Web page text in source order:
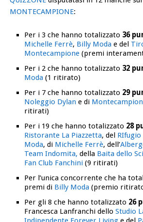
MONTECAMPIONE:
Per i 3 che hanno totalizzato 36
Michelle Ferrè, Billy Moda e del
Montecampione (premi
Per i 2 che hanno totalizzato 32
Moda (1 ritirato)
Per i 7 che hanno totalizzato 29
Noleggio Dylan e di
ritirati)
Per i 19 che hanno totalizzato 28
Ristorante La Piazzetta, del
Moda, di Michelle Ferrè, dell’
Team Indomita, della Baita dello
Fan Club Fanchini (9 ritirati)
Per l’unica concorrente che ha
premi di Billy Moda (premio
Per gli 8 che hanno totalizzato 26
Francesca Lanfranchi dello Studio